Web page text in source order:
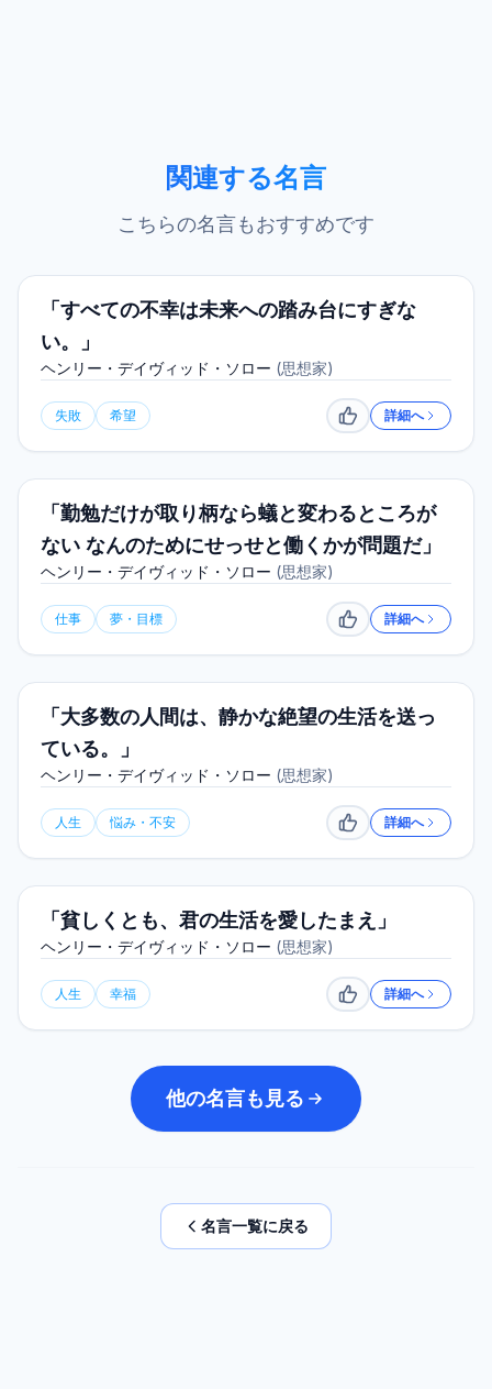
関連する名言
こちらの名言もおすすめです
「すべての不幸は未来への踏み台にすぎな
い。」
ヘンリー・デイヴィッド・ソロー (思想家)
失敗 希望 いいね詳細へ
「勤勉だけが取り柄なら蟻と変わるところが
ない なんのためにせっせと働くかが問題だ」
ヘンリー・デイヴィッド・ソロー (思想家)
仕事 夢・目標 いいね詳細へ
「大多数の人間は、静かな絶望の生活を送っ
ている。」
ヘンリー・デイヴィッド・ソロー (思想家)
人生 悩み・不安 いいね詳細へ
「貧しくとも、君の生活を愛したまえ」
ヘンリー・デイヴィッド・ソロー (思想家)
人生 幸福 いいね詳細へ
他の名言も見る
名言一覧に戻る